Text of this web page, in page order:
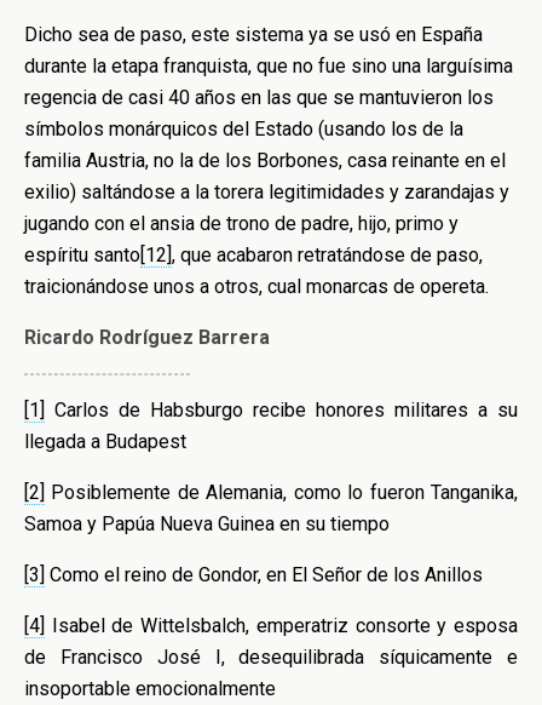
Dicho sea de paso, este sistema ya se usó en España
durante la etapa franquista, que no fue sino una larguísima
regencia de casi 40 años en las que se mantuvieron los
símbolos monárquicos del Estado (usando los de la
familia Austria, no la de los Borbones, casa reinante en el
exilio) saltándose a la torera legitimidades y zarandajas y
jugando con el ansia de trono de padre, hijo, primo y
espíritu santo[12], que acabaron retratándose de paso,
traicionándose unos a otros, cual monarcas de opereta.
Ricardo Rodríguez Barrera
[1] Carlos de Habsburgo recibe honores militares a su
llegada a Budapest
[2] Posiblemente de Alemania, como lo fueron Tanganika,
Samoa y Papúa Nueva Guinea en su tiempo
[3] Como el reino de Gondor, en El Señor de los Anillos
[4] Isabel de Wittelsbalch, emperatriz consorte y esposa
de Francisco José I, desequilibrada síquicamente e
insoportable emocionalmente